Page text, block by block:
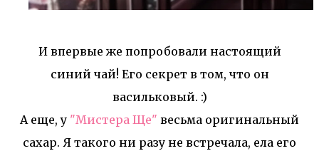
И впервые же попробовали настоящий
синий чай! Его секрет в том, что он
васильковый. :)
А еще, у "Мистера Ще" весьма оригинальный
сахар. Я такого ни разу не встречала, ела его